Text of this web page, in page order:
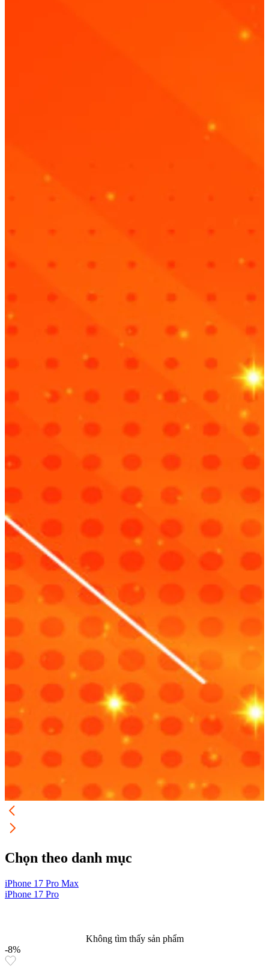
Chọn theo danh mục
iPhone 17 Pro Max
iPhone 17 Pro
Không tìm thấy sản phẩm
-8%